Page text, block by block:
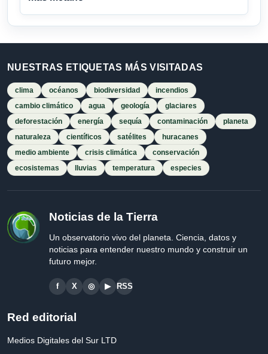
NUESTRAS ETIQUETAS MÁS VISITADAS
clima océanos biodiversidad
incendios
cambio climático
agua geología
glaciares
deforestación
energía sequía contaminación
planeta
naturaleza
científicos satélites
huracanes
medio ambiente
crisis climática
conservación
ecosistemas
lluvias temperatura especies
Noticias de la Tierra
Un observatorio vivo del planeta. Ciencia, datos y
noticias para entender nuestro mundo y construir un
futuro mejor.
f X ◎ ▶ RSS
Red editorial
Medios Digitales del Sur LTD